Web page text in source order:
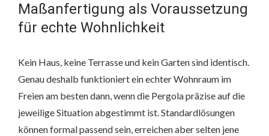
Maßanfertigung als Voraussetzung
für echte Wohnlichkeit
Kein Haus, keine Terrasse und kein Garten sind identisch.
Genau deshalb funktioniert ein echter Wohnraum im
Freien am besten dann, wenn die Pergola präzise auf die
jeweilige Situation abgestimmt ist. Standardlösungen
können formal passend sein, erreichen aber selten jene